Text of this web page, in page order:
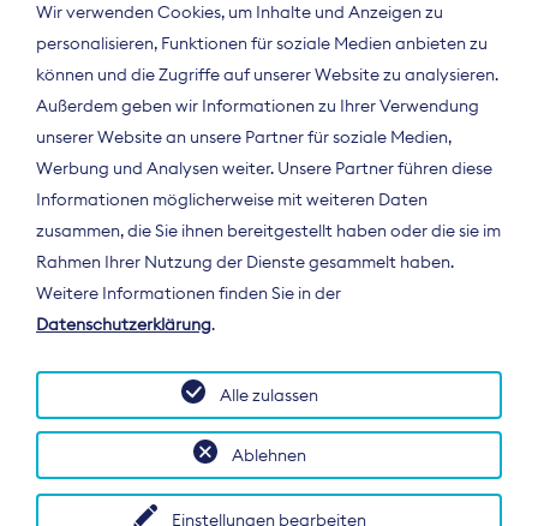
Der Bundesverband Digitalpublisher und
Zeitungsverleger (BDZV) vertritt als
Spitzenorganisation die Interessen der
Deutschland und auf EU-Ebene.
Wir verwenden Cookies, um Inhalte und Anzeigen zu
personalisieren, Funktionen für soziale Medien anbieten zu
können und die Zugriffe auf unserer Website zu analysieren.
Außerdem geben wir Informationen zu Ihrer Verwendung
unserer Website an unsere Partner für soziale Medien,
Werbung und Analysen weiter. Unsere Partner führen diese
Informationen möglicherweise mit weiteren Daten
zusammen, die Sie ihnen bereitgestellt haben oder die sie im
Rahmen Ihrer Nutzung der Dienste gesammelt haben.
Weitere Informationen finden Sie in der
Datenschutzerklärung.
Einstellungen bearbeiten
Ablehnen
Alle zulassen